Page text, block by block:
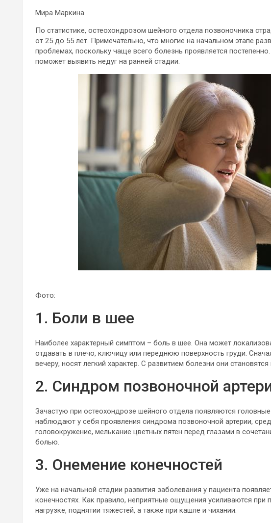
Мира Маркина
По статистике, остеохондрозом шейного отдела позвоночника
от 25 до 55 лет. Примечательно, что многие на начальном этапе
проблемах, поскольку чаще всего болезнь проявляется
поможет выявить недуг на ранней стадии.
Фото:
1. Боли в шее
Наиболее характерный симптом – боль в шее. Она может
отдавать в плечо, ключицу или переднюю поверхность груди.
вечеру, носят легкий характер. С развитием болезни они
2. Синдром позвоночной
Зачастую при остеохондрозе шейного отдела появляются
наблюдают у себя проявления синдрома позвоночной артерии,
головокружение, мелькание цветных пятен перед глазами в
болью.
3. Онемение конечностей
Уже на начальной стадии развития заболевания у пациента
конечностях. Как правило, неприятные ощущения усиливаются при
нагрузке, поднятии тяжестей, а также при кашле и чихании.